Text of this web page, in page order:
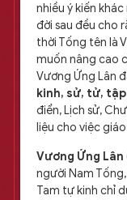
nhiều ý kiến
đời sau đều cho
thời Tống tên là
muốn nâng cao
Vương Ứng Lân
kinh, sử, tử, tập
điển, Lịch sử,
liệu cho việc
Vương Ứng Lân
người Nam
Tam tự kinh chỉ